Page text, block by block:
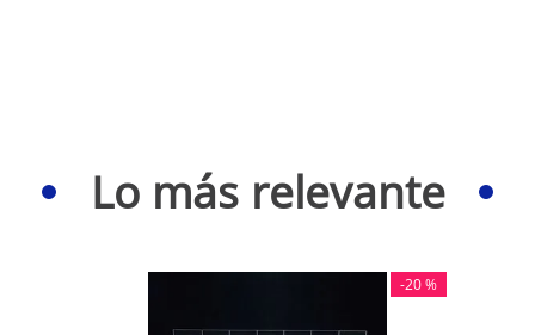
Lo más relevante
-20 %